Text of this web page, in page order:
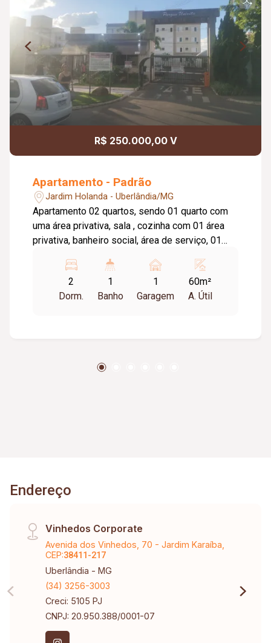
R$ 250.000,00 V
Apartamento - Padrão
Jardim Holanda - Uberlândia/MG
Apartamento 02 quartos, sendo 01 quarto com
uma área privativa, sala , cozinha com 01 área
privativa, banheiro social, área de serviço, 01
festas, playground, piscina.
2
Dorm.
1
Banho
1
Garagem
60m²
A. Útil
Endereço
Vinhedos Corporate
Avenida dos Vinhedos, 70 - Jardim Karaíba,
CEP:38411-217
Uberlândia - MG
(34) 3256-3003
Creci: 5105 PJ
CNPJ: 20.950.388/0001-07